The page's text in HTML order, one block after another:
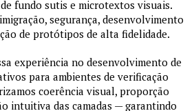
fundo sutis e microtextos visuais.
segurança, desenvolvimento
de protótipos de alta fidelidade.
experiência no desenvolvimento de
para ambientes de verificação
coerência visual, proporção
intuitiva das camadas — garantindo